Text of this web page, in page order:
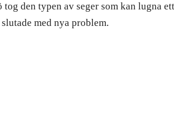
den typen av seger som kan lugna
med nya problem.